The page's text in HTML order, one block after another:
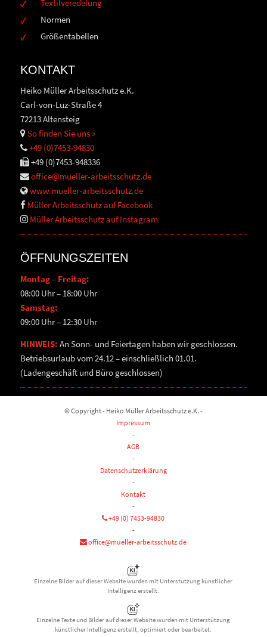
Textilveredelung
Normen
Größentabellen
KONTAKT
Heiko Müller Arbeitsschutz e.K.
Carl-von-Luz-Straße 4
72213 Altensteig
So finden Sie uns »
+49 (0)7453-94830
+49 (0)7453-948336
office@mueller-arbeitsschutz.de
www.mueller-arbeitsschutz.de
Müller Arbeitsschutz auf Facebook
Müller Arbeitsschutz auf Instagram
ÖFFNUNGSZEITEN
Montag – Freitag:
08:00 Uhr – 18:00 Uhr
Samstag:
09:00 Uhr – 12:30 Uhr
HINWEIS: An Sonn- und Feiertagen haben wir geschlossen.
Betriebsurlaub vom 24.12 – einschließlich 01.01.
(Ladengeschäft und Büro geschlossen)
© Copyright - Heiko Müller Arbeitsschutz e.K. -
Impressum
-
AGB
-
Datenschutzerklärung
-
Kontakt
-
+49 (0) 7453-94830
-
office@mueller-arbeitsschutz.de
Einzelne Bilder auf dieser Website wurden mit Unterstützung künstlicher
Intelligenz erstellt.
Einzelne Texte und Bilder auf dieser Website wurden mit Unterstützung
künstlicher Intelligenz erstellt, optimiert oder bearbeitet.